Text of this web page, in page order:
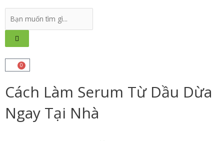
0
Cách Làm Serum Từ Dầu Dừa
Ngay Tại Nhà